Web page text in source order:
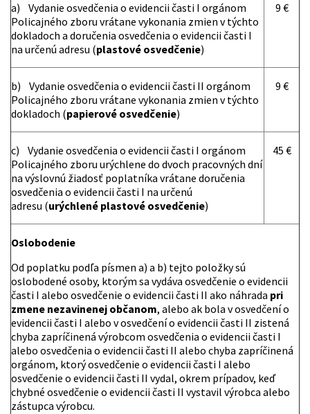
a) Vydanie osvedčenia o evidencii časti I orgánom
Policajného zboru vrátane vykonania zmien v týchto
dokladoch a doručenia osvedčenia o evidencii časti I
na určenú adresu (plastové osvedčenie)
9 €
b) Vydanie osvedčenia o evidencii časti II orgánom
Policajného zboru vrátane vykonania zmien v týchto
dokladoch (papierové osvedčenie)
9 €
c) Vydanie osvedčenia o evidencii časti I orgánom
Policajného zboru urýchlene do dvoch pracovných dní
na výslovnú žiadosť poplatníka vrátane doručenia
osvedčenia o evidencii časti I na určenú
adresu (urýchlené plastové osvedčenie)
45 €
Oslobodenie
Od poplatku podľa písmen a) a b) tejto položky sú
oslobodené osoby, ktorým sa vydáva osvedčenie o evidencii
časti I alebo osvedčenie o evidencii časti II ako náhrada pri
zmene nezavinenej občanom, alebo ak bola v osvedčení o
evidencii časti I alebo v osvedčení o evidencii časti II zistená
chyba zapríčinená výrobcom osvedčenia o evidencii časti I
alebo osvedčenia o evidencii časti II alebo chyba zapríčinená
orgánom, ktorý osvedčenie o evidencii časti I alebo
osvedčenie o evidencii časti II vydal, okrem prípadov, keď
chybné osvedčenie o evidencii časti II vystavil výrobca alebo
zástupca výrobcu.